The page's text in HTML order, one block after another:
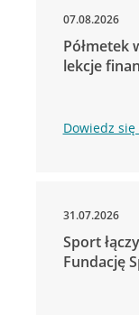
07.08.2026
Półmetek
lekcje
Dowiedz
31.07.2026
Sport
Fundację